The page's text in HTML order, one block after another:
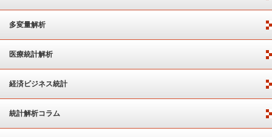
多変量解析
医療統計解析
経済ビジネス統計
統計解析コラム